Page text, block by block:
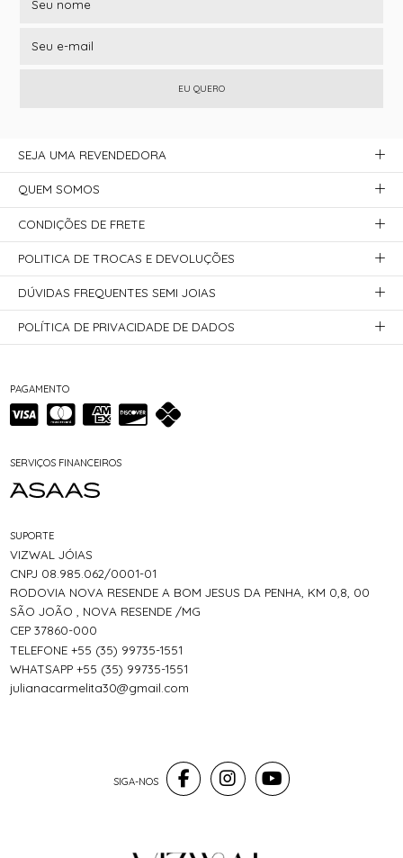
EU QUERO
PAGAMENTO
SERVIÇOS FINANCEIROS
SUPORTE
VIZWAL JÓIAS
CNPJ 08.985.062/0001-01
RODOVIA NOVA RESENDE A BOM JESUS DA PENHA, KM 0,8, 00
SÃO JOÃO , NOVA RESENDE /MG
CEP 37860-000
TELEFONE +55 (35) 99735-1551
WHATSAPP +55 (35) 99735-1551
julianacarmelita30@gmail.com
SEJA UMA REVENDEDORA
QUEM SOMOS
CONDIÇÕES DE FRETE
POLITICA DE TROCAS E DEVOLUÇÕES
DÚVIDAS FREQUENTES SEMI JOIAS
POLÍTICA DE PRIVACIDADE DE DADOS